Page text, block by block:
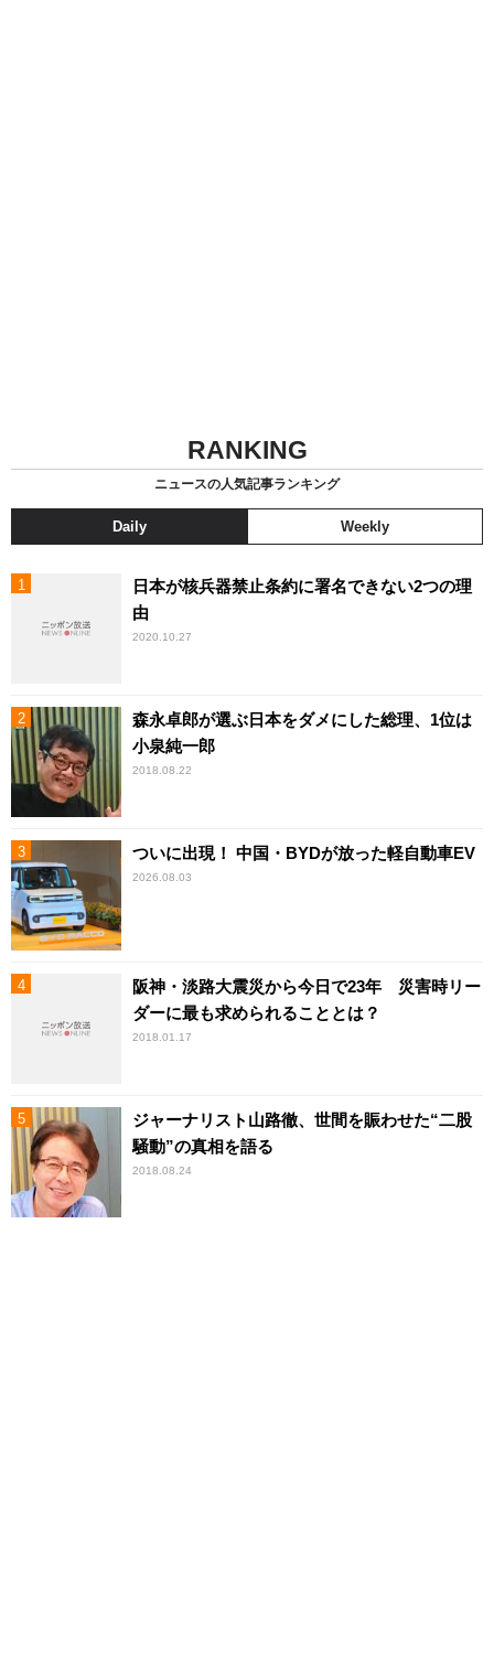
RANKING
ニュースの人気記事ランキング
Daily Weekly
日本が核兵器禁止条約に署名できない2つの理
由
2020.10.27
森永卓郎が選ぶ日本をダメにした総理、1位は
小泉純一郎
2018.08.22
ついに出現！ 中国・BYDが放った軽自動車EV
2026.08.03
阪神・淡路大震災から今日で23年 災害時リー
ダーに最も求められることとは？
2018.01.17
ジャーナリスト山路徹、世間を賑わせた“二股
騒動”の真相を語る
2018.08.24